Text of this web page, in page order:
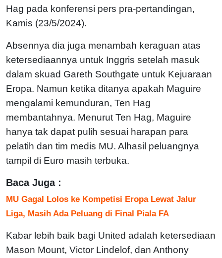
Hag pada konferensi pers pra-pertandingan,
Kamis (23/5/2024).
Absennya dia juga menambah keraguan atas
ketersediaannya untuk Inggris setelah masuk
dalam skuad Gareth Southgate untuk Kejuaraan
Eropa. Namun ketika ditanya apakah Maguire
mengalami kemunduran, Ten Hag
membantahnya. Menurut Ten Hag, Maguire
hanya tak dapat pulih sesuai harapan para
pelatih dan tim medis MU. Alhasil peluangnya
tampil di Euro masih terbuka.
Baca Juga :
MU Gagal Lolos ke Kompetisi Eropa Lewat Jalur
Liga, Masih Ada Peluang di Final Piala FA
Kabar lebih baik bagi United adalah ketersediaan
Mason Mount, Victor Lindelof, dan Anthony